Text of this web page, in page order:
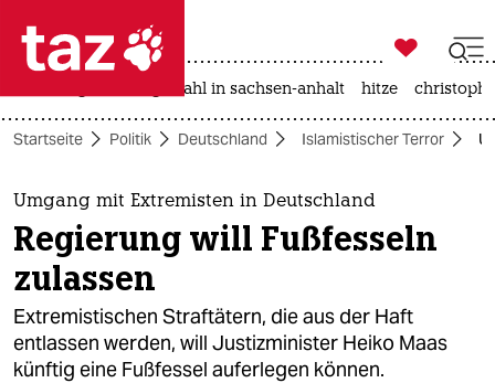
 taz zahl ich
taz zahl ich
themen
politik
öko
gesellschaft

taz zahl ich
landtagswahl in sachsen-anhalt hitze
Startseite Politik Deutschland Islamistischer Terror
Umgang mit Extremisten in Deutschland
Regierung will Fußfesseln
zulassen
Extremistischen Straftätern, die aus der Haft
entlassen werden, will Justizminister Heiko Maas
künftig eine Fußfessel auferlegen können.